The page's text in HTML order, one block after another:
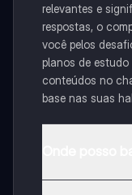
relevantes e
respostas, o
você pelos
planos de estudo
conteúdos no
base nas suas